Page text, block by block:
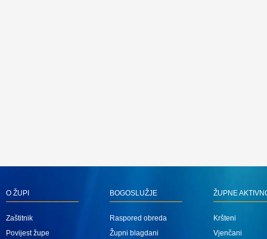
O ŽUPI
Zaštitnik
Povijest župe
BOGOSLUŽJE
Raspored obreda
Župni blagdani
ŽUPNE
Kršteni
Vjenčani